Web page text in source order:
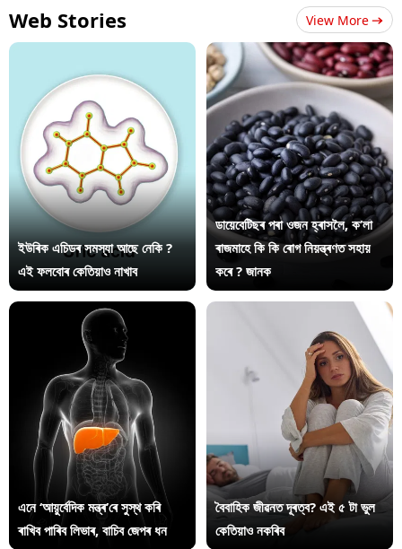
Web Stories View More
ইউৰিক এচিডৰ সমস্যা আছে নেকি ?
এই ফলবোৰ কেতিয়াও নাখাব
ডায়েবেটিছৰ পৰা ওজন হ্ৰাসলৈ, ক’লা
ৰাজমাহে কি কি ৰোগ নিয়ন্ত্ৰণত সহায়
কৰে ? জানক
এনে ‘আয়ুৰ্বেদিক মন্ত্ৰ’ৰে সুস্থ কৰি
ৰাখিব পাৰিব লিভাৰ, বাচিব জেপৰ ধন
বৈবাহিক জীৱনত দূৰত্ব? এই ৫ টা ভুল
কেতিয়াও নকৰিব